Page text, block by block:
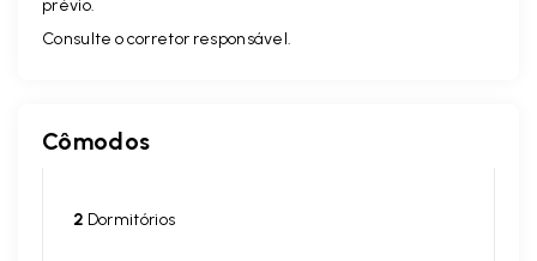
prévio.
Consulte o corretor responsável.
Cômodos
2 Dormitórios